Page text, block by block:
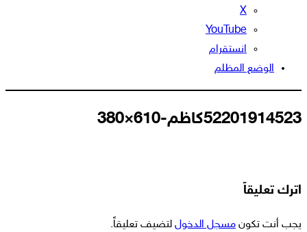
‫X
‫YouTube
انستقرام
الوضع المظلم
52201914523كاظم-610×380
اترك تعليقاً
يجب أنت تكون مسجل الدخول لتضيف تعليقاً.